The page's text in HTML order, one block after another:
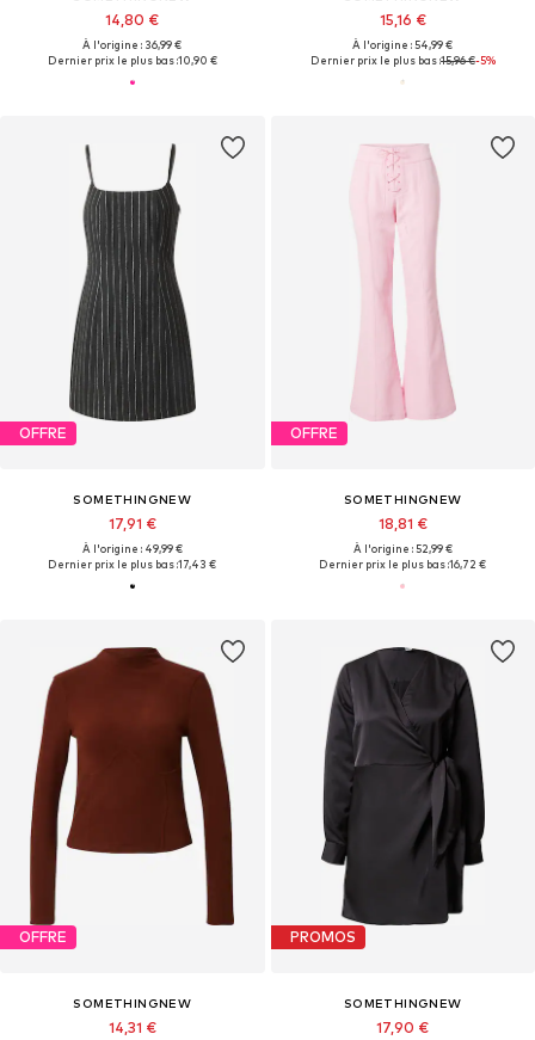
14,80 €
À l'origine : 36,99 €
Dernier prix le plus bas :10,90 €
15,16 €
À l'origine : 54,99 €
Dernier prix le plus bas :15,96 €-5%
OFFRE
SOMETHINGNEW
17,91 €
À l'origine : 49,99 €
Dernier prix le plus bas :17,43 €
OFFRE
SOMETHINGNEW
18,81 €
À l'origine : 52,99 €
Dernier prix le plus bas :16,72 €
OFFRE
SOMETHINGNEW
14,31 €
PROMOS
SOMETHINGNEW
17,90 €